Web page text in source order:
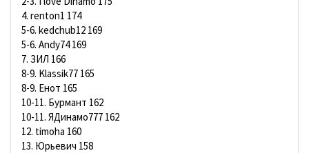
4. renton1 174
5-6. kedchub12 169
5-6. Andy74 169
7. ЗИЛ 166
8-9. Klassik77 165
8-9. Енот 165
10-11. Бурмант 162
10-11. ЯДинамо777 162
12. timoha 160
13. Юрьевич 158